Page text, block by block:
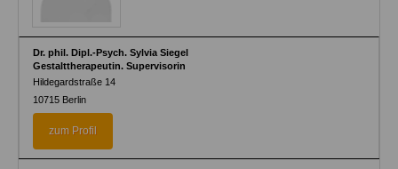
Dr. phil. Dipl.-Psych. Sylvia Siegel
Gestalttherapeutin. Supervisorin
Hildegardstraße 14
10715 Berlin
zum Profil